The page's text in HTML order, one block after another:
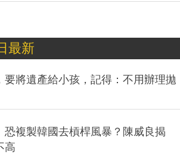
最新
要將遺產給小孩，記得：不用辦理拋
恐複製韓國去槓桿風暴？陳威良揭
高